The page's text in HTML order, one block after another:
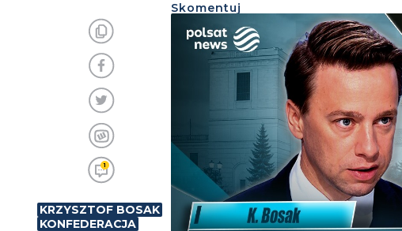
Skomentuj
1
KRZYSZTOF BOSAK
KONFEDERACJA